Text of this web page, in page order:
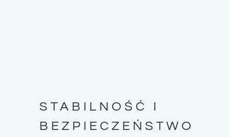
STABILNOŚĆ I
BEZPIECZEŃSTWO